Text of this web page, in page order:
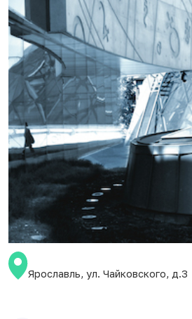
Ярославль, ул. Чайковского, д.3